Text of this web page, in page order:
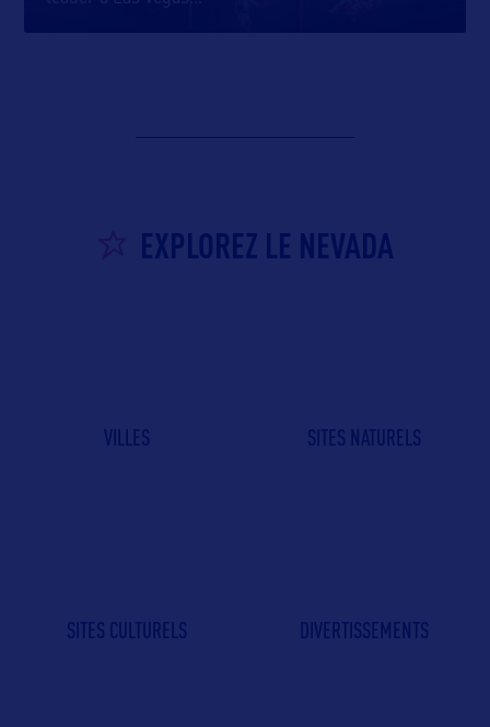
EXPLOREZ LE NEVADA
VILLES SITES NATURELS
SITES CULTURELS DIVERTISSEMENTS